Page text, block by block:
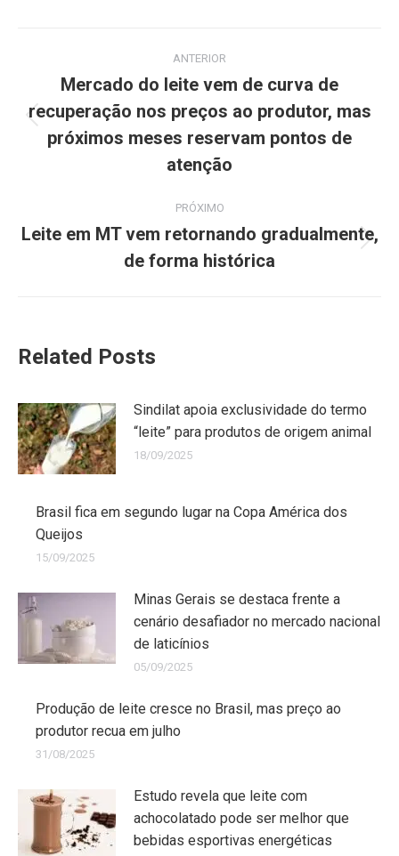
ANTERIOR
Mercado do leite vem de curva de
recuperação nos preços ao produtor, mas
próximos meses reservam pontos de
atenção
PRÓXIMO
Leite em MT vem retornando gradualmente,
de forma histórica
Related Posts
Sindilat apoia exclusividade do termo
“leite” para produtos de origem animal
18/09/2025
Brasil fica em segundo lugar na Copa América dos
Queijos
15/09/2025
Minas Gerais se destaca frente a
cenário desafiador no mercado nacional
de laticínios
05/09/2025
Produção de leite cresce no Brasil, mas preço ao
produtor recua em julho
31/08/2025
Estudo revela que leite com
achocolatado pode ser melhor que
bebidas esportivas energéticas